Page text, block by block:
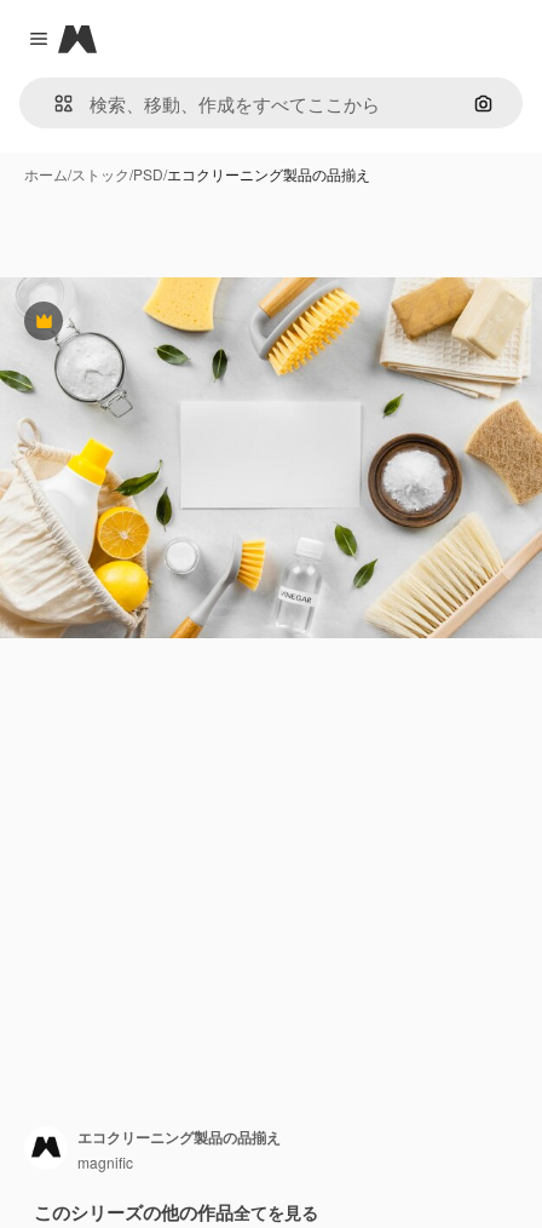
Close menu
Magnific
画像で
ホーム/ストック/PSD/エコクリーニング製品の品揃え
Premium
エコクリーニング製品の品揃え
magnific
このシリーズの他の作品全てを見る